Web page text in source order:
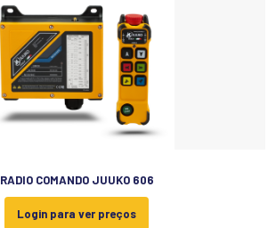
RADIO COMANDO JUUKO 606
Login para ver preços